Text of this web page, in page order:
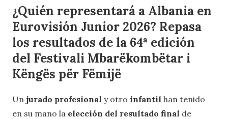
¿Quién representará a Albania en
Eurovisión Junior 2026? Repasa
los resultados de la 64ª edición
del Festivali Mbarëkombëtar i
Këngës për Fëmijë
Un jurado profesional y otro infantil han tenido
en su mano la elección del resultado final de